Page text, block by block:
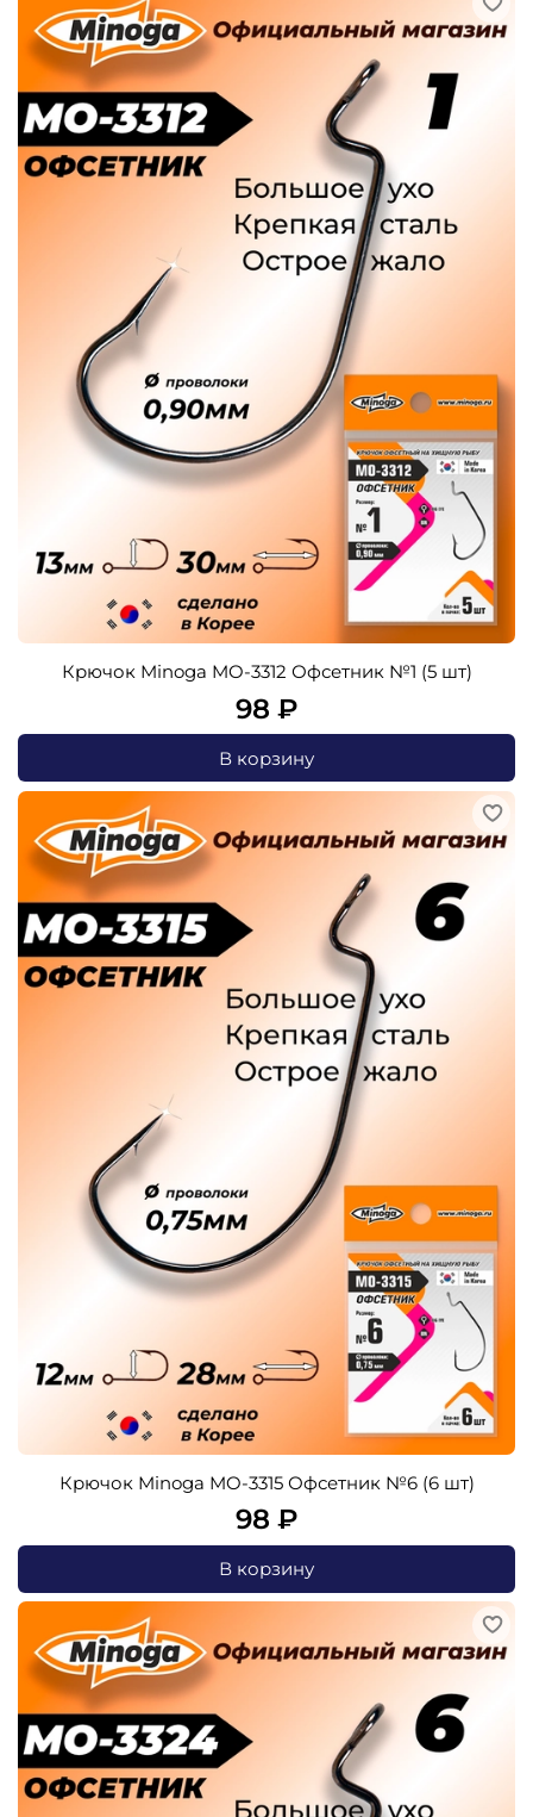
Крючок Minoga MO-3312 Офсетник №1 (5 шт)
98 ₽
В корзину
Крючок Minoga MO-3315 Офсетник №6 (6 шт)
98 ₽
В корзину